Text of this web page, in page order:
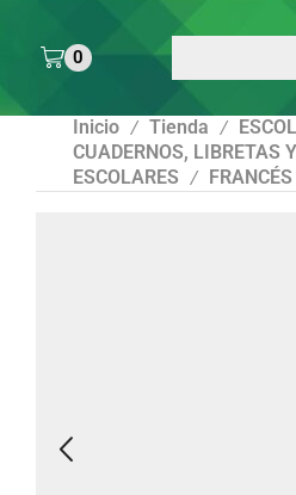
0
Inicio / Tienda /
CUADERNOS, LIBRETAS
ESCOLARES / FRANCÉS